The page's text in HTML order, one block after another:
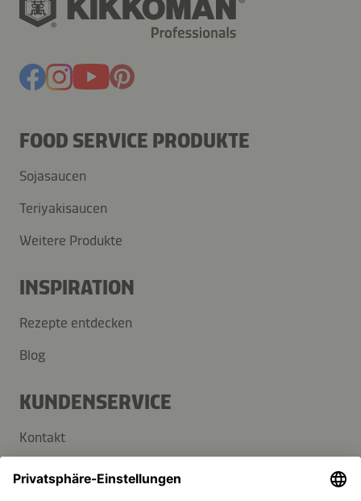
FOOD SERVICE PRODUKTE
Sojasaucen
Teriyakisaucen
Weitere Produkte
INSPIRATION
Rezepte entdecken
Blog
KUNDENSERVICE
Kontakt
FAQ